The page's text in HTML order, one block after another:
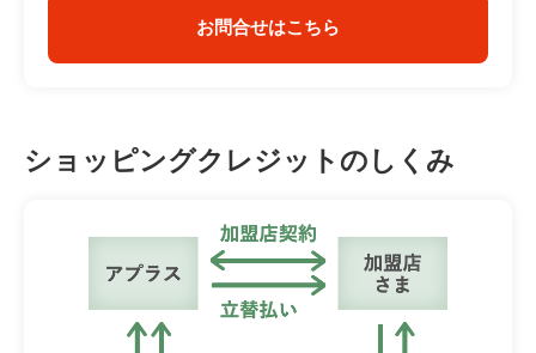
お問合せはこちら
ショッピングクレジットのしくみ